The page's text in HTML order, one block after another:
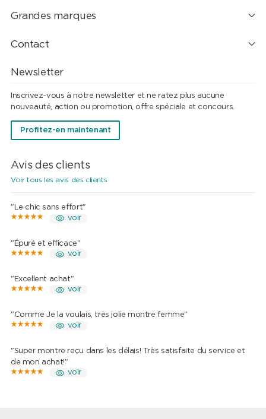
Grandes marques
Contact
Newsletter
Inscrivez-vous à notre newsletter et ne ratez plus aucune
nouveauté, action ou promotion, offre spéciale et concours.
Profitez-en maintenant
Avis des clients
Voir tous les avis des clients
"Le chic sans effort"
voir
"Épuré et efficace"
voir
"Excellent achat"
voir
"Comme Je la voulais, très jolie montre femme"
voir
"Super montre reçu dans les délais! Très satisfaite du service et
de mon achat!"
voir